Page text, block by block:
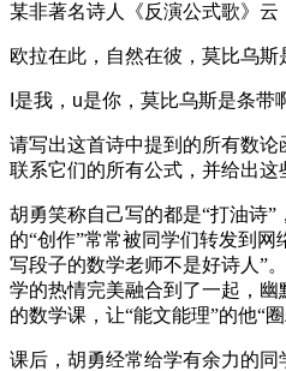
某非著名诗人《反演公式歌》云
欧拉在此，自然在彼，莫比乌斯
I是我，u是你，莫比乌斯是条带
请写出这首诗中提到的所有数
联系它们的所有公式，并给出这
胡勇笑称自己写的都是“打油诗
的“创作”常常被同学们转发到
写段子的数学老师不是好诗人”
学的热情完美融合到了一起，
的数学课，让“能文能理”的他“圈
课后，胡勇经常给学有余力的